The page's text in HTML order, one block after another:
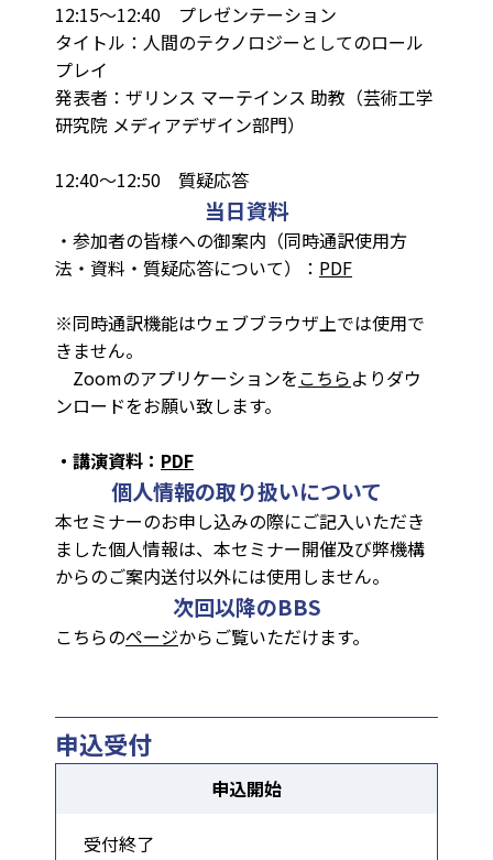
12:15～12:40 プレゼンテーション
タイトル：人間のテクノロジーとしてのロール
プレイ
発表者：ザリンス マーテインス 助教（芸術工学
研究院 メディアデザイン部門）
12:40～12:50 質疑応答
当日資料
・参加者の皆様への御案内（同時通訳使用方
法・資料・質疑応答について）： PDF
※同時通訳機能はウェブブラウザ上では使用で
きません。
Zoomのアプリケーションをこちらよりダウ
ンロードをお願い致します。
・講演資料： PDF
個人情報の取り扱いについて
本セミナーのお申し込みの際にご記入いただき
ました個人情報は、 本セミナー開催及び弊機構
からのご案内送付以外には使用しません。
次回以降のBBS
こちらのページからご覧いただけます。
申込受付
申込開始
受付終了